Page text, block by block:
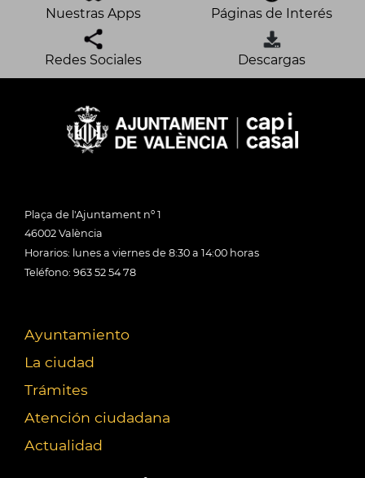
Nuestras Apps Páginas de Interés
Redes Sociales Descargas
Plaça de l'Ajuntament nº 1
46002 València
Horarios: lunes a viernes de 8:30 a 14:00 horas
Teléfono: 963 52 54 78
Ayuntamiento
La ciudad
Trámites
Atención ciudadana
Actualidad